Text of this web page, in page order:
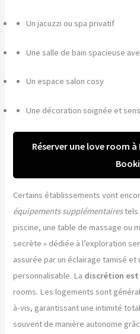
Un jacuzzi ou spa privatif
Une salle de bain spacieuse
Un espace salon cosy
Une décoration soignée et
Réserver une love room
Certains établissements vont
équipements supplémentairestels
piscine, une table de massage ou
secrète » dédiée à l’exploration
assurée par un éclairage tamisé et
personnalisable. La discrétion
rooms. Les logements sont
à-vis, garantissant une intimité
souvent de manière autonome